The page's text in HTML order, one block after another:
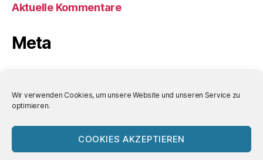
Wir verwenden Cookies, um unsere Website und unseren Service zu
optimieren.
COOKIES AKZEPTIEREN
Aktuelle Kommentare
Meta
Eintrags-Feed
Kommentar-Feed
WordPress.org